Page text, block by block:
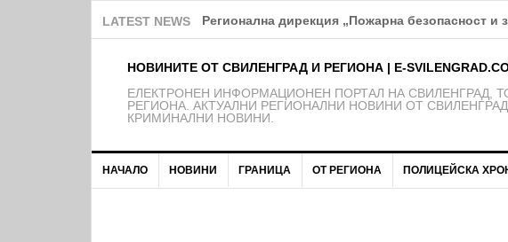
LATEST NEWS Над 150 деца от школата на ФК Свиленград –
НОВИНИТЕ ОТ СВИЛЕНГРАД И РЕГИОНА | E-
EЛЕКТРОНЕН ИНФОРМАЦИОНЕН ПОРТАЛ НА СВИЛЕНГРАД,
РЕГИОНА. АКТУАЛНИ РЕГИОНАЛНИ НОВИНИ ОТ
КРИМИНАЛНИ НОВИНИ.
НАЧАЛО НОВИНИ ГРАНИЦА ОТ РЕГИОНА ПОЛИЦЕЙСКА